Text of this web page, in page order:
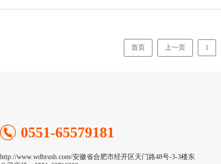
首页 上一页 1
0551-65579181
http://www.wdbrush.com/安徽省合肥市经开区天门路48号-3-3楼东